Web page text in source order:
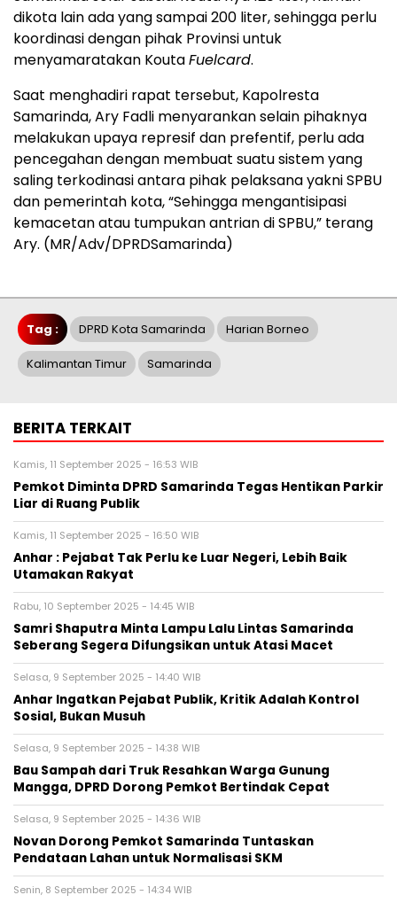
dikota lain ada yang sampai 200 liter, sehingga perlu
koordinasi dengan pihak Provinsi untuk
menyamaratakan KoutaFuelcard.
Saat menghadiri rapat tersebut, Kapolresta
Samarinda, Ary Fadli menyarankan selain pihaknya
melakukan upaya represif dan prefentif, perlu ada
pencegahan dengan membuat suatu sistem yang
saling terkodinasi antara pihak pelaksana yakni SPBU
dan pemerintah kota, “Sehingga mengantisipasi
kemacetan atau tumpukan antrian di SPBU,” terang
Ary. (MR/Adv/DPRDSamarinda)
Tag : DPRD Kota Samarinda Harian Borneo
Kalimantan Timur Samarinda
BERITA TERKAIT
Kamis, 11 September 2025 - 16:53 WIB
Pemkot Diminta DPRD Samarinda Tegas Hentikan Parkir
Liar di Ruang Publik
Kamis, 11 September 2025 - 16:50 WIB
Anhar : Pejabat Tak Perlu ke Luar Negeri, Lebih Baik
Utamakan Rakyat
Rabu, 10 September 2025 - 14:45 WIB
Samri Shaputra Minta Lampu Lalu Lintas Samarinda
Seberang Segera Difungsikan untuk Atasi Macet
Selasa, 9 September 2025 - 14:40 WIB
Anhar Ingatkan Pejabat Publik, Kritik Adalah Kontrol
Sosial, Bukan Musuh
Selasa, 9 September 2025 - 14:38 WIB
Bau Sampah dari Truk Resahkan Warga Gunung
Mangga, DPRD Dorong Pemkot Bertindak Cepat
Selasa, 9 September 2025 - 14:36 WIB
Novan Dorong Pemkot Samarinda Tuntaskan
Pendataan Lahan untuk Normalisasi SKM
Senin, 8 September 2025 - 14:34 WIB